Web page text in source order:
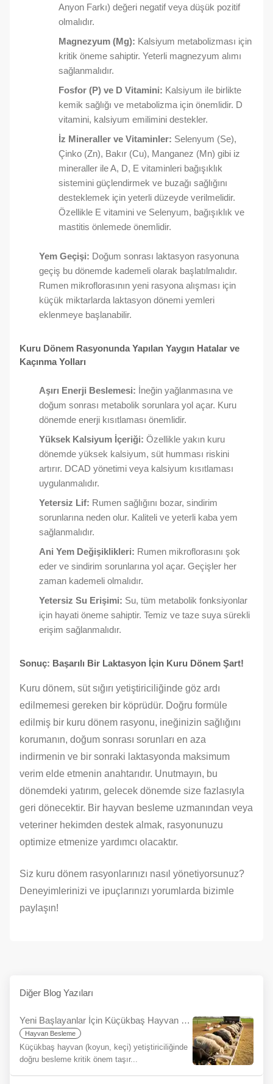
Anyon Farkı) değeri negatif veya düşük pozitif
olmalıdır.
Magnezyum (Mg): Kalsiyum metabolizması için
kritik öneme sahiptir. Yeterli magnezyum alımı
sağlanmalıdır.
Fosfor (P) ve D Vitamini: Kalsiyum ile birlikte
kemik sağlığı ve metabolizma için önemlidir. D
vitamini, kalsiyum emilimini destekler.
İz Mineraller ve Vitaminler: Selenyum (Se),
Çinko (Zn), Bakır (Cu), Manganez (Mn) gibi iz
mineraller ile A, D, E vitaminleri bağışıklık
sistemini güçlendirmek ve buzağı sağlığını
desteklemek için yeterli düzeyde verilmelidir.
Özellikle E vitamini ve Selenyum, bağışıklık ve
mastitis önlemede önemlidir.
Yem Geçişi: Doğum sonrası laktasyon rasyonuna
geçiş bu dönemde kademeli olarak başlatılmalıdır.
Rumen mikroflorasının yeni rasyona alışması için
küçük miktarlarda laktasyon dönemi yemleri
eklenmeye başlanabilir.
Kuru Dönem Rasyonunda Yapılan Yaygın Hatalar ve
Kaçınma Yolları
Aşırı Enerji Beslemesi: İneğin yağlanmasına ve
doğum sonrası metabolik sorunlara yol açar. Kuru
dönemde enerji kısıtlaması önemlidir.
Yüksek Kalsiyum İçeriği: Özellikle yakın kuru
dönemde yüksek kalsiyum, süt humması riskini
artırır. DCAD yönetimi veya kalsiyum kısıtlaması
uygulanmalıdır.
Yetersiz Lif: Rumen sağlığını bozar, sindirim
sorunlarına neden olur. Kaliteli ve yeterli kaba yem
sağlanmalıdır.
Ani Yem Değişiklikleri: Rumen mikroflorasını şok
eder ve sindirim sorunlarına yol açar. Geçişler her
zaman kademeli olmalıdır.
Yetersiz Su Erişimi: Su, tüm metabolik fonksiyonlar
için hayati öneme sahiptir. Temiz ve taze suya sürekli
erişim sağlanmalıdır.
Sonuç: Başarılı Bir Laktasyon İçin Kuru Dönem Şart!
Kuru dönem, süt sığırı yetiştiriciliğinde göz ardı
edilmemesi gereken bir köprüdür. Doğru formüle
edilmiş bir kuru dönem rasyonu, ineğinizin sağlığını
korumanın, doğum sonrası sorunları en aza
indirmenin ve bir sonraki laktasyonda maksimum
verim elde etmenin anahtarıdır. Unutmayın, bu
dönemdeki yatırım, gelecek dönemde size fazlasıyla
geri dönecektir. Bir hayvan besleme uzmanından veya
veteriner hekimden destek almak, rasyonunuzu
optimize etmenize yardımcı olacaktır.
Siz kuru dönem rasyonlarınızı nasıl yönetiyorsunuz?
Deneyimlerinizi ve ipuçlarınızı yorumlarda bizimle
paylaşın!
Diğer Blog Yazıları
Yeni Başlayanlar İçin Küçükbaş Hayvan Besleme Rehberi
Hayvan Besleme
Küçükbaş hayvan (koyun, keçi) yetiştiriciliğinde
doğru besleme kritik önem taşır...